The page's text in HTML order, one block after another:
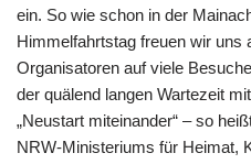
ein. So wie schon in der
Himmelfahrtstag freuen wir uns
Organisatoren auf viele
der quälend langen Wartezeit
„Neustart miteinander“ – so
NRW-Ministeriums für Heimat,